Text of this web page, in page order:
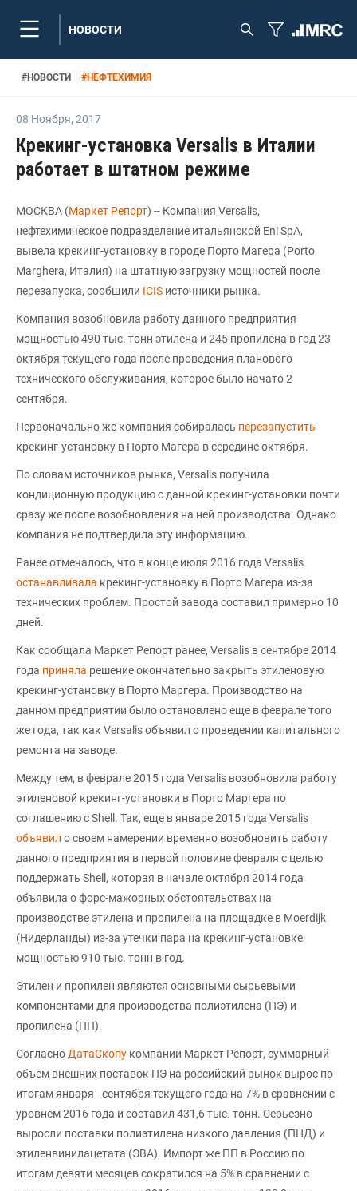
НОВОСТИ
#НОВОСТИ #НЕФТЕХИМИЯ
08 Ноября, 2017
Крекинг-установка Versalis в Италии
работает в штатном режиме
МОСКВА (Маркет Репорт) -- Компания Versalis,
нефтехимическое подразделение итальянской Eni SpA,
вывела крекинг-установку в городе Порто Магера (Porto
Marghera, Италия) на штатную загрузку мощностей после
перезапуска, сообщили ICIS источники рынка.
Компания возобновила работу данного предприятия
мощностью 490 тыс. тонн этилена и 245 пропилена в год 23
октября текущего года после проведения планового
технического обслуживания, которое было начато 2
сентября.
Первоначально же компания собиралась перезапустить
крекинг-установку в Порто Магера в середине октября.
По словам источников рынка, Versalis получила
кондиционную продукцию с данной крекинг-установки почти
сразу же после возобновления на ней производства. Однако
компания не подтвердила эту информацию.
Ранее отмечалось, что в конце июля 2016 года Versalis
останавливала крекинг-установку в Порто Магера из-за
технических проблем. Простой завода составил примерно 10
дней.
Как сообщала Маркет Репорт ранее, Versalis в сентябре 2014
года приняла решение окончательно закрыть этиленовую
крекинг-установку в Порто Маргера. Производство на
данном предприятии было остановлено еще в феврале того
же года, так как Versalis объявил о проведении капитального
ремонта на заводе.
Между тем, в феврале 2015 года Versalis возобновила работу
этиленовой крекинг-установки в Порто Маргера по
соглашению с Shell. Так, еще в январе 2015 года Versalis
объявил о своем намерении временно возобновить работу
данного предприятия в первой половине февраля с целью
поддержать Shell, которая в начале октября 2014 года
объявила о форс-мажорных обстоятельствах на
производстве этилена и пропилена на площадке в Moerdijk
(Нидерланды) из-за утечки пара на крекинг-установке
мощностью 910 тыс. тонн в год.
Этилен и пропилен являются основными сырьевыми
компонентами для производства полиэтилена (ПЭ) и
пропилена (ПП).
Согласно ДатаСкопу компании Маркет Репорт, суммарный
объем внешних поставок ПЭ на российский рынок вырос по
итогам января - сентября текущего года на 7% в сравнении с
уровнем 2016 года и составил 431,6 тыс. тонн. Серьезно
выросли поставки полиэтилена низкого давления (ПНД) и
этиленвинилацетата (ЭВА). Импорт же ПП в Россию по
итогам девяти месяцев сократился на 5% в сравнении с